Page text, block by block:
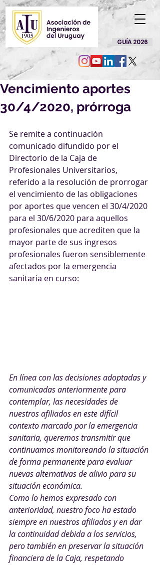
GUÍA 2026
Vencimiento aportes
30/4/2020, prórroga
Se remite a continuación
comunicado difundido por el
Directorio de la Caja de
Profesionales Universitarios,
referido a la resolución de prorrogar
el vencimiento de las obligaciones
por aportes que vencen el 30/4/2020
para el 30/6/2020 para aquellos
profesionales que acrediten que la
mayor parte de sus ingresos
profesionales fueron sensiblemente
afectados por la emergencia
sanitaria en curso:
En línea con las decisiones adoptadas y
comunicadas anteriormente para
contemplar, las necesidades de
nuestros afiliados en este difícil
contexto marcado por la emergencia
sanitaria, queremos transmitir que
continuamos monitoreando la situación
de forma permanente para evaluar
nuevas alternativas de alivio para su
situación económica.
Como lo hemos expresado con
anterioridad, nuestro foco ha estado
siempre en nuestros afiliados y en dar
la continuidad debida a los servicios,
pero también en preservar la situación
financiera de la Caja, respetando